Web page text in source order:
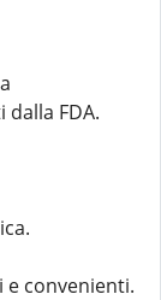
FDA.
convenienti.